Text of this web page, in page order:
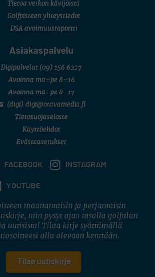
Tahko)
Tietoa verkon kävijöistä
Golfpisteen yhteystiedot
DSA avoimuusraportti
Asiakaspalvelu
Digipalvelut (09) 156 6227
Avoinna ma–pe 8–16
Avoinna ma–pe 8–17
(digi) digi@otavamedia.fi
Tietosuojaseloste
Käyttöehdot
Evästeasetukset
FACEBOOK INSTAGRAM
YOUTUBE
maanantaisin ja perjantaisin
niin pysyt ajan tasalla golfalan
uutisista! Tilaa kirje syöttämällä
alla olevaan kenttään.
Tilaa uutiskirje